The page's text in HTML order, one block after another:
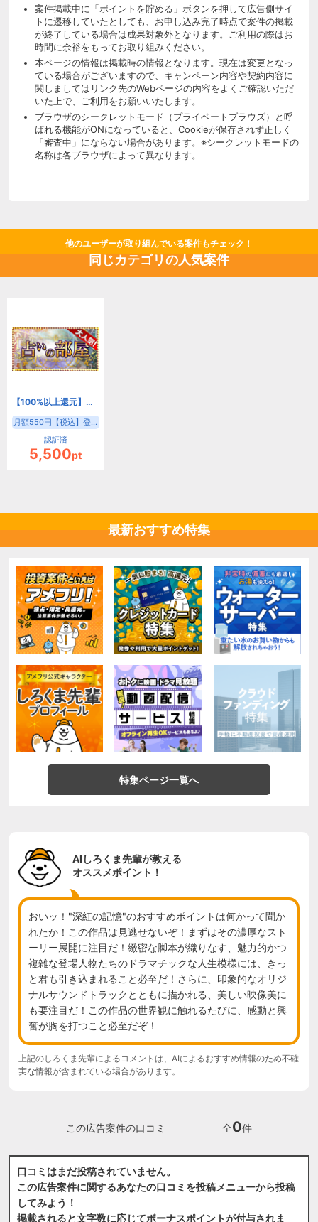
案件掲載中に「ポイントを貯める」ボタンを押して広告側サイ
トに遷移していたとしても、お申し込み完了時点で案件の掲載
が終了している場合は成果対象外となります。ご利用の際はお
時間に余裕をもってお取り組みください。
本ページの情報は掲載時の情報となります。現在は変更となっ
ている場合がございますので、キャンペーン内容や契約内容に
関しましてはリンク先のWebページの内容をよくご確認いただ
いた上で、ご利用をお願いいたします。
ブラウザのシークレットモード（プライベートブラウズ）と呼
ばれる機能がONになっていると、Cookieが保存されず正しく
「審査中」にならない場合があります。※シークレットモードの
名称は各ブラウザによって異なります。
他のユーザーが取り組んでいる案件もチェック！
同じカテゴリの人気案件
【100%以上還元】占いの部屋[550円コース]
月額550円【税込】登録
認証済
5,500pt
最新おすすめ特集
特集ページ一覧へ
AIしろくま先輩が教える
オススメポイント！
おいッ！"深紅の記憶"のおすすめポイントは何かって聞か
れたか！この作品は見逃せないぞ！まずはその濃厚なスト
ーリー展開に注目だ！緻密な脚本が織りなす、魅力的かつ
複雑な登場人物たちのドラマチックな人生模様には、きっ
と君も引き込まれること必至だ！さらに、印象的なオリジ
ナルサウンドトラックとともに描かれる、美しい映像美に
も要注目だ！この作品の世界観に触れるたびに、感動と興
奮が胸を打つこと必至だぞ！
上記のしろくま先輩によるコメントは、AIによるおすすめ情報のため不確
実な情報が含まれている場合があります。
この広告案件の口コミ 全0件
口コミはまだ投稿されていません。
この広告案件に関するあなたの口コミを投稿メニューから投稿
してみよう！
掲載されると文字数に応じてボーナスポイントが付与されま